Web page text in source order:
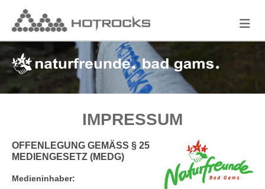
IMPRESSUM
OFFENLEGUNG GEMÄSS § 25 M
EDIENGESETZ (MEDG)
Medieninhaber: